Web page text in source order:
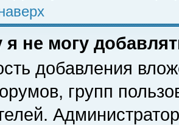
я не могу
добавления
групп